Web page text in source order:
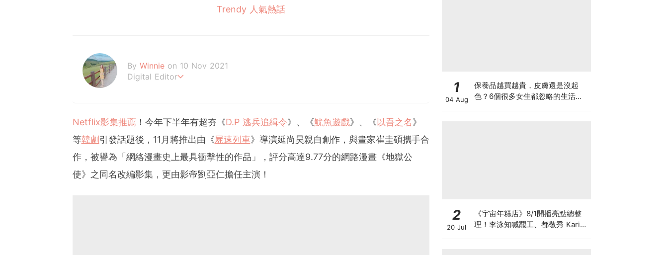
Trendy 人氣熱話
By Winnie on 10 Nov 2021
Digital Editor
Netflix影集推薦 ！今年下半年有超夯《D.P 逃兵追緝令》、《魷魚遊戲》、《以吾之名》
等韓劇 引發話題後，11月將推出由《屍速列車》導演延尚昊親自創作，與畫家崔圭碩攜手合
作，被譽為「網絡漫畫史上最具衝擊性的作品」，評分高達9.77分的網路漫畫《地獄公
使》之同名改編影集，更由影帝劉亞仁擔任主演！
1
04 Aug
保養品越買越貴，皮膚還是沒起
色？6個很多女生都忽略的生活小
2
20 Jul
《宇宙年糕店》8/1開播亮點總整
理！李泳知喊罷工、都敬秀 Karina